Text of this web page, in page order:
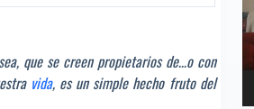
que se creen propietarios de…o con
vida, es un simple hecho fruto del